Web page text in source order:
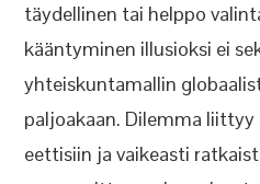
täydellinen tai helppo
kääntyminen illusioksi ei
yhteiskuntamallin
paljoakaan. Dilemma liittyy
eettisiin ja vaikeasti